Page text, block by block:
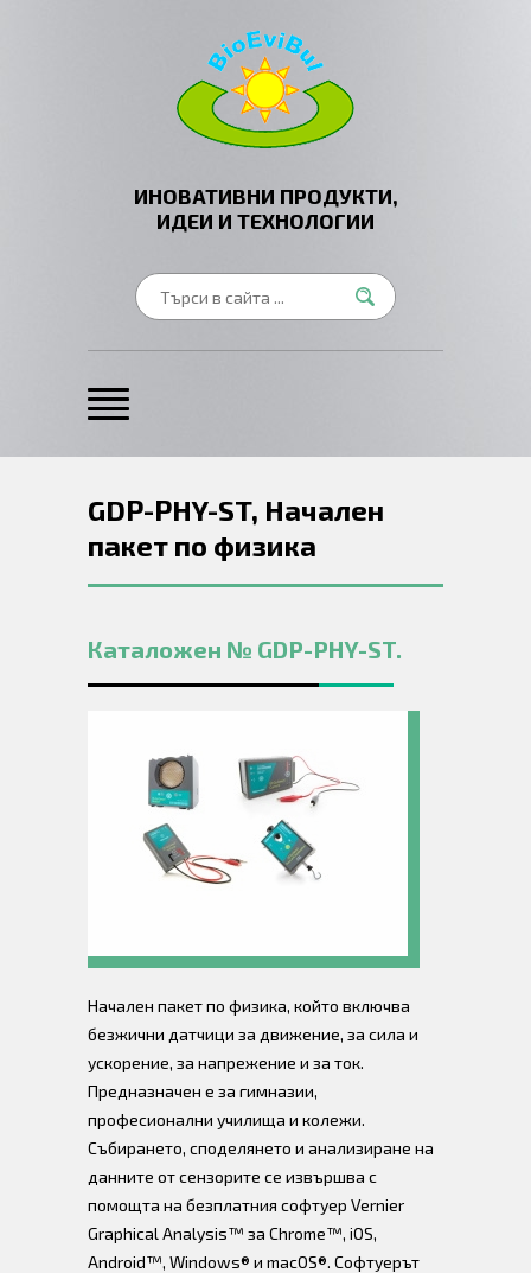
ИНОВАТИВНИ ПРОДУКТИ,
ИДЕИ И ТЕХНОЛОГИИ
GDP-PHY-ST, Начален
пакет по физика
Каталожен № GDP-PHY-ST.
Начален пакет по физика, който включва
безжични датчици за движение, за сила и
ускорение, за напрежение и за ток.
Предназначен е за гимназии,
професионални училища и колежи.
Събирането, споделянето и анализиране на
данните от сензорите се извършва с
помощта на безплатния софтуер Vernier
Graphical Analysis™ за Chrome™, iOS,
Android™, Windows® и macOS®. Софтуерът